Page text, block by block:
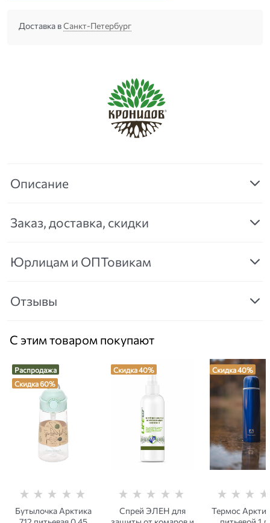
Доставка вСанкт-Петербург
Описание
Заказ, доставка, скидки
Юрлицам и ОПТовикам
Отзывы
С этим товаром покупают
Распродажа
Скидка 60%
Бутылочка Арктика
Скидка 40%
Спрей ЭЛЕН для
Скидка 40%
Термос